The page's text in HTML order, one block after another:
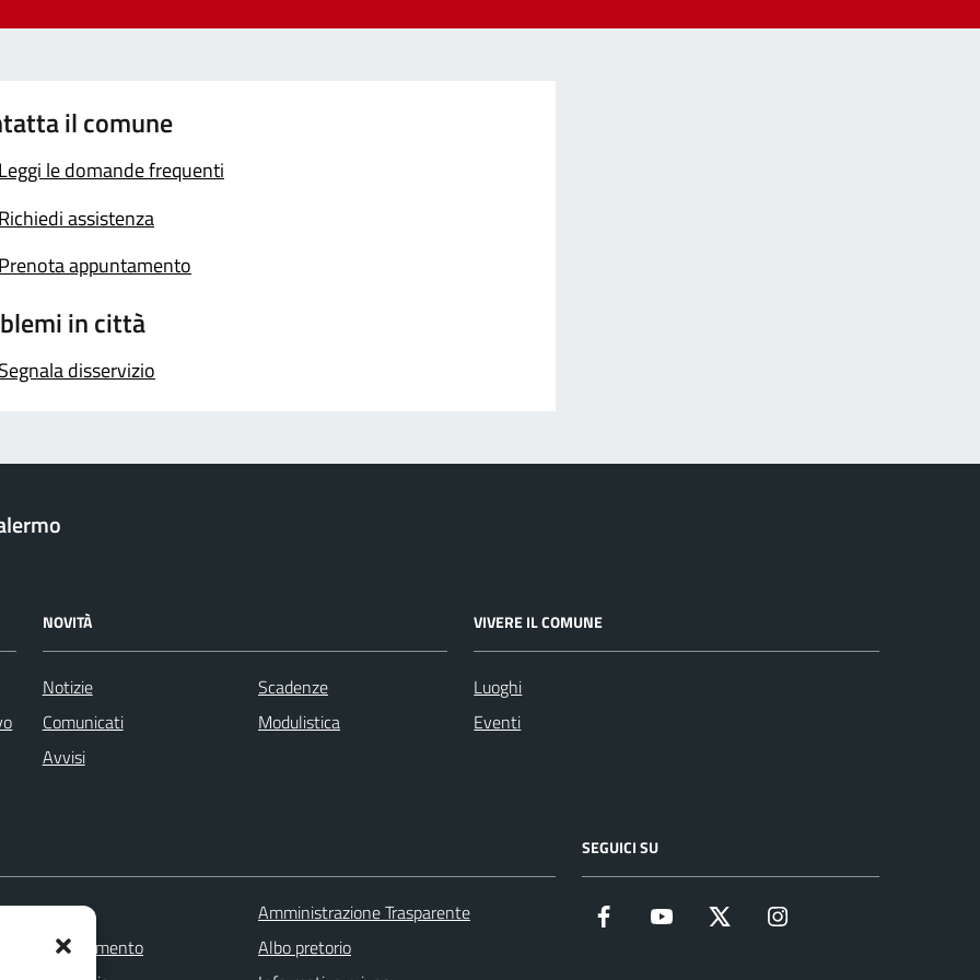
il comune
Leggi le domande frequenti
Richiedi assistenza
Prenota appuntamento
in città
Segnala disservizio
NOVITÀ
Notizie
Comunicati
Avvisi
Scadenze
Modulistica
VIVERE IL COMUNE
Luoghi
Eventi
appuntamento
Amministrazione Trasparente
Albo pretorio
SEGUICI SU
Facebook YouTube Twitter